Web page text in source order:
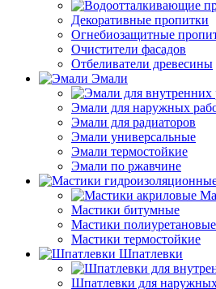
Декоративные пропитки
Огнебиозащитные
Очистители фасадов
Отбеливатели древесины
Эмали
Эмали для наружных
Эмали для радиаторов
Эмали универсальные
Эмали термостойкие
Эмали по ржавчине
Мастики битумные
Мастики полиуретановые
Мастики термостойкие
Шпатлевки
Шпатлевки для